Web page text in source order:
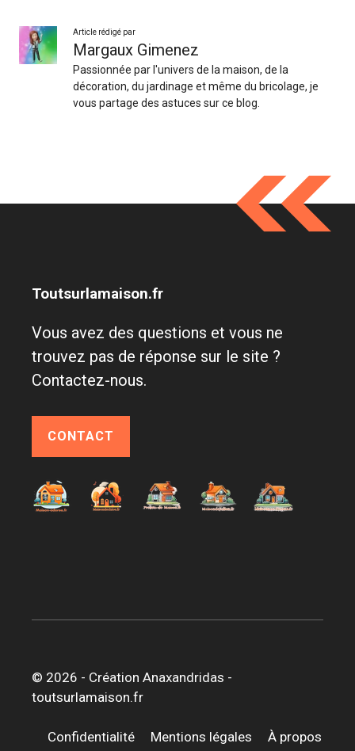
Article rédigé par
Margaux Gimenez
Passionnée par l'univers de la maison, de la
décoration, du jardinage et même du bricolage, je
vous partage des astuces sur ce blog.
Toutsurlamaison.fr
Vous avez des questions et vous ne
trouvez pas de réponse sur le site ?
Contactez-nous.
CONTACT
© 2026 - Création Anaxandridas -
toutsurlamaison.fr
Confidentialité Mentions légales À propos